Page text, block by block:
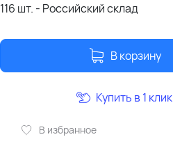
116 шт. - Российский склад
В корзину
В избранное
Купить в 1 клик